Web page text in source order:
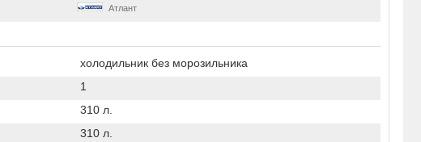
Атлант
холодильник без морозильника
1
310 л.
310 л.